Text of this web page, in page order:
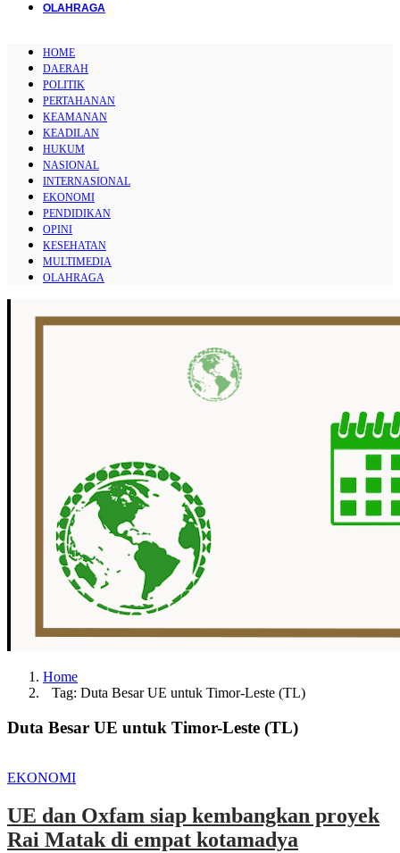
OLAHRAGA
HOME
DAERAH
POLITIK
PERTAHANAN
KEAMANAN
KEADILAN
HUKUM
NASIONAL
INTERNASIONAL
EKONOMI
PENDIDIKAN
OPINI
KESEHATAN
MULTIMEDIA
OLAHRAGA
Home
Tag: Duta Besar UE untuk Timor-Leste (TL)
Duta Besar UE untuk Timor-Leste (TL)
EKONOMI
UE dan Oxfam siap kembangkan proyek
Rai Matak di empat kotamadya